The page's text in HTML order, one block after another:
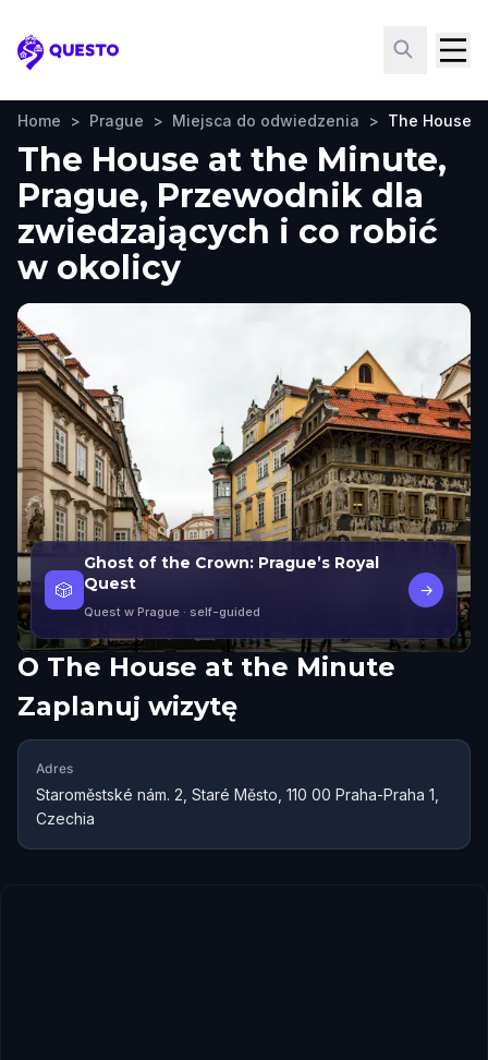
Questo
Home > Prague > Miejsca do odwiedzenia > The House
The House at the Minute,
Prague, Przewodnik dla
zwiedzających i co robić
w okolicy
🎲
Ghost of the Crown: Prague’s Royal
Quest
Quest w Prague · self-guided
→
O The House at the Minute
Zaplanuj wizytę
Adres
Staroměstské nám. 2, Staré Město, 110 00 Praha-Praha 1,
Czechia